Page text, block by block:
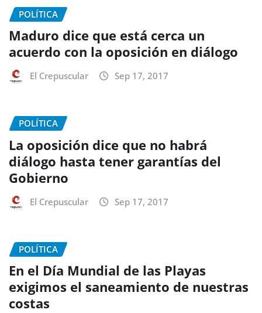
POLÍTICA
Maduro dice que está cerca un
acuerdo con la oposición en diálogo
El Crepuscular Sep 17, 2017
POLÍTICA
La oposición dice que no habrá
diálogo hasta tener garantías del
Gobierno
El Crepuscular Sep 17, 2017
POLÍTICA
En el Día Mundial de las Playas
exigimos el saneamiento de nuestras
costas